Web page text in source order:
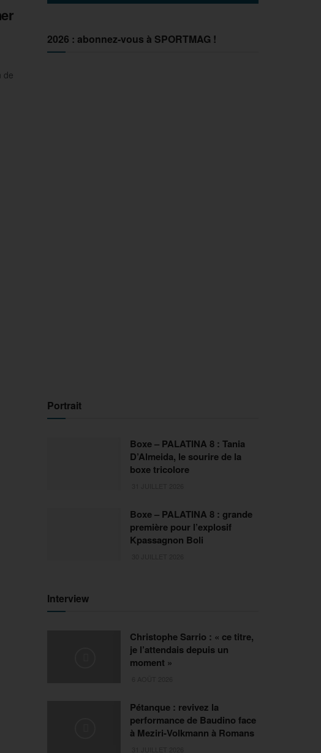
de
2026 : abonnez-vous à SPORTMAG !
Portrait
Boxe – PALATINA 8 : Tania
D’Almeida, le sourire de la
boxe tricolore
Boxe – PALATINA 8 : grande
première pour l’explosif
Kpassagnon Boli
Interview
Christophe Sarrio : « ce titre,
je l’attendais depuis un
moment »
Pétanque : revivez la
performance de Baudino face
à Meziri-Volkmann à Romans